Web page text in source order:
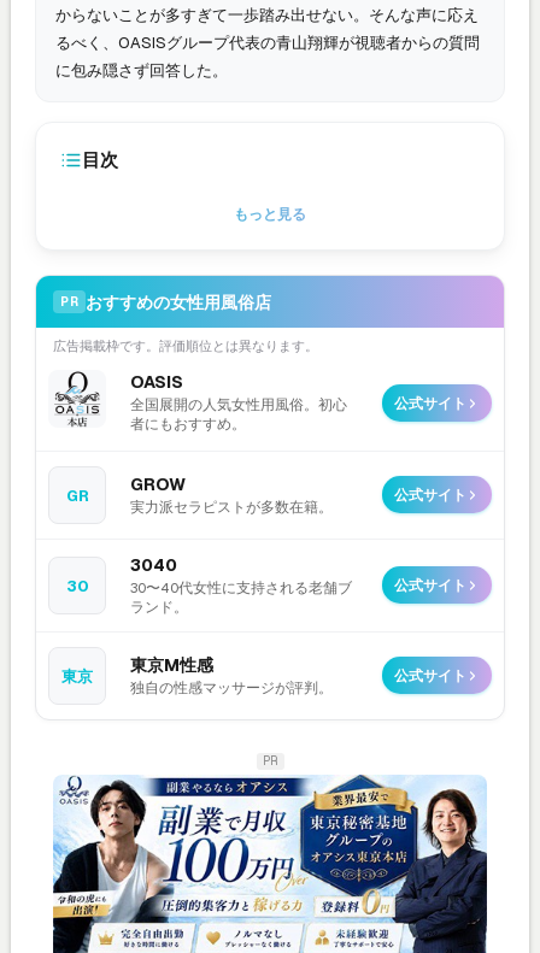
からないことが多すぎて一歩踏み出せない。そんな声に応え
るべく、OASISグループ代表の青山翔輝が視聴者からの質問
に包み隠さず回答した。
目次
もっと見る
PR おすすめの女性用風俗店
広告掲載枠です。評価順位とは異なります。
OASIS
全国展開の人気女性用風俗。初心
者にもおすすめ。
公式サイト
GR GROW
実力派セラピストが多数在籍。
公式サイト
30
3040
30〜40代女性に支持される老舗ブ
ランド。
公式サイト
東京 東京M性感
独自の性感マッサージが評判。
公式サイト
PR